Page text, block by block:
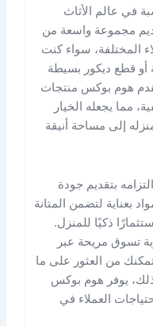
في عالم الأثاث
مجموعة واسعة من
المختلفة، سواء كنت
أو قطع ديكور بسيطة
هوم بوكس منتجات
مما يجعله الخيار
إلى مساحة أنيقة
بتقديم جودة
بعناية لتضمن المتانة
ذكيًا للمنزل.
تسوق مريحة عبر
من العثور على ما
يوفر هوم بوكس
العملاء في